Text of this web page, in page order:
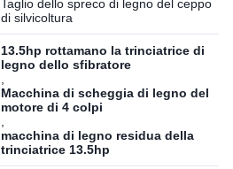
Taglio dello spreco di legno del ceppo
di silvicoltura
13.5hp rottamano la trinciatrice di
legno dello sfibratore
Macchina di scheggia di legno del
motore di 4 colpi
macchina di legno residua della
trinciatrice 13.5hp